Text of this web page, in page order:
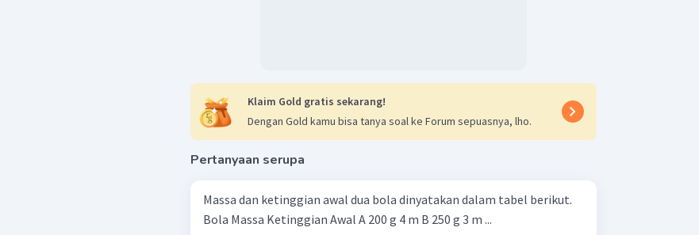
Klaim Gold gratis sekarang!
Dengan Gold kamu bisa tanya soal ke Forum sepuasnya, lho.
Pertanyaan serupa
Massa dan ketinggian awal dua bola dinyatakan dalam tabel berikut.
Bola Massa Ketinggian Awal A 200 g 4 m B 250 g 3 m ...